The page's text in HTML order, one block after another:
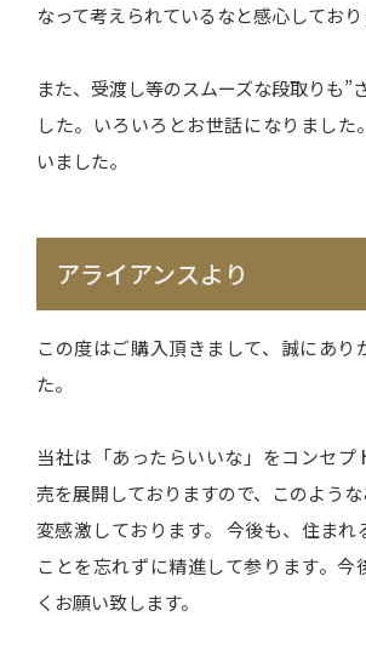
なって考えられているなと感心しており
また、受渡し等のスムーズな段取りも”
した。いろいろとお世話になりました
いました。
アライアンスより
この度はご購入頂きまして、誠にあり
た。
当社は「あったらいいな」をコンセプ
売を展開しておりますので、このよう
変感激しております。 今後も、住まれ
ことを忘れずに精進して参ります。今
くお願い致します。